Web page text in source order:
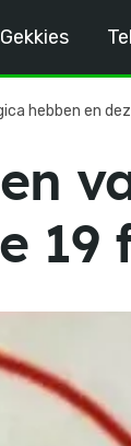
Gekkies
hebben en